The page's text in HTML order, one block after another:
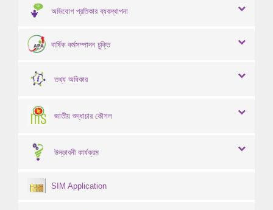
অভিযোগ প্রতিকার ব্যবস্থাপনা
বার্ষিক কর্মসম্পাদন চুক্তি
তথ্য অধিকার
জাতীয় শুদ্ধাচার কৌশল
উদ্ভাবনী কার্যক্রম
SIM Application